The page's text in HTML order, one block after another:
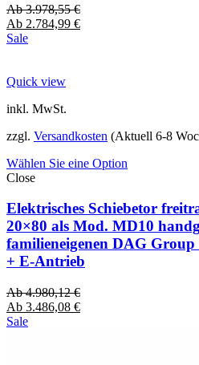
Ab3.978,55€
Ab 2.784,99 €
Sale
Quick view
inkl. MwSt.
zzgl. Versandkosten (Aktuell 6-8
Wählen Sie eine Option
Close
Elektrisches Schiebetor
20×80 als Mod. MD10
familieneigenen DAG
+ E-Antrieb
Ab4.980,12€
Ab 3.486,08 €
Sale